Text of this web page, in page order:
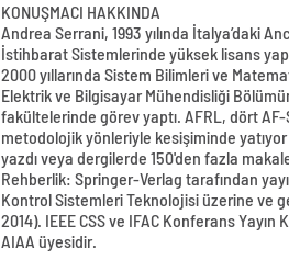
KONUŞMACI HAKKINDA
Andrea Serrani, 1993 yılında İtalya’daki
İstihbarat Sistemlerinde yüksek lisans
2000 yıllarında Sistem Bilimleri ve
Elektrik ve Bilgisayar Mühendisliği
fakültelerinde görev yaptı. AFRL, dört
metodolojik yönleriyle kesişiminde
yazdı veya dergilerde 150'den fazla
Rehberlik: Springer-Verlag tarafından
Kontrol Sistemleri Teknolojisi üzerine ve
2014). IEEE CSS ve IFAC Konferans
AIAA üyesidir.